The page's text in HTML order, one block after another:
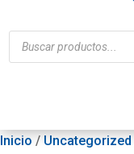
Búsqueda
de
productos
Inicio / Uncategorized